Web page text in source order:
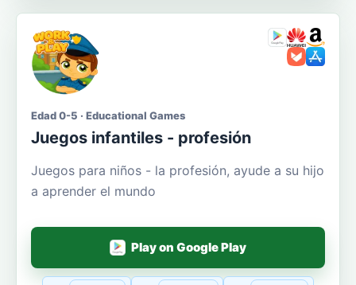
Edad 0-5 · Educational Games
Juegos infantiles - profesión
Juegos para niños - la profesión, ayude a su hijo
a aprender el mundo
Play on Google Play